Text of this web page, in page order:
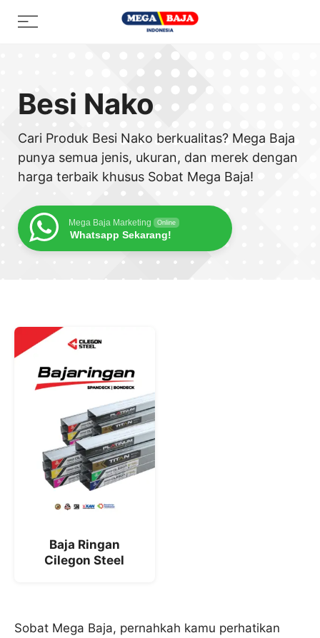
Menu
Besi Nako
Cari Produk Besi Nako berkualitas? Mega Baja
punya semua jenis, ukuran, dan merek dengan
harga terbaik khusus Sobat Mega Baja!
Mega Baja Marketing Online
Whatsapp Sekarang!
Baja Ringan
Cilegon Steel
Sobat Mega Baja, pernahkah kamu perhatikan